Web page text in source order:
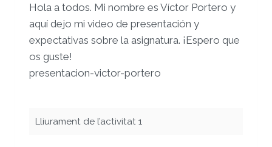
Hola a todos. Mi nombre es Víctor Portero y
aquí dejo mi video de presentación y
expectativas sobre la asignatura. ¡Espero que
os guste!
presentacion-victor-portero
Lliurament de l’activitat 1